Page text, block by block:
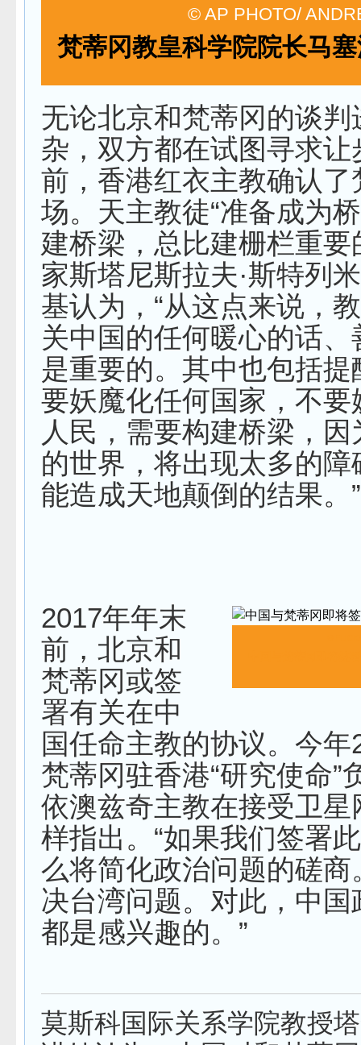
© AP PHOTO/
梵蒂冈教皇科学院院长马塞
无论北京和梵蒂冈的谈判
杂，双方都在试图寻求让
前，香港红衣主教确认了
场。天主教徒“准备成为
建桥梁，总比建栅栏重要
家斯塔尼斯拉夫·斯特列
基认为，“从这点来说，
关中国的任何暖心的话
是重要的。其中也包括提
要妖魔化任何国家，不要
人民，需要构建桥梁，
的世界，将出现太多的障
能造成天地颠倒的结果。”
2017年年末
前，北京和
梵蒂冈或签
署有关在中
国任命主教的协议。今年
梵蒂冈驻香港“研究使命”
依澳兹奇主教在接受卫星
样指出。“如果我们签署
么将简化政治问题的磋商
决台湾问题。对此，中国
都是感兴趣的。”
莫斯科国际关系学院教授